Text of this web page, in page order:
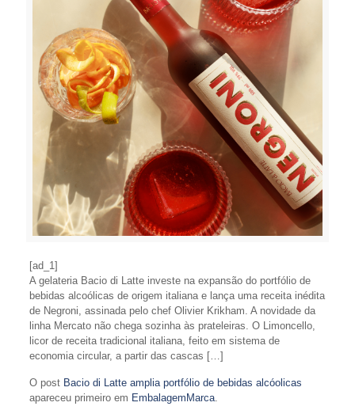
[ad_1]
A gelateria Bacio di Latte investe na expansão do portfólio de
bebidas alcoólicas de origem italiana e lança uma receita inédita
de Negroni, assinada pelo chef Olivier Krikham. A novidade da
linha Mercato não chega sozinha às prateleiras. O Limoncello,
licor de receita tradicional italiana, feito em sistema de
economia circular, a partir das cascas […]
O post Bacio di Latte amplia portfólio de bebidas alcóolicas
apareceu primeiro em EmbalagemMarca.